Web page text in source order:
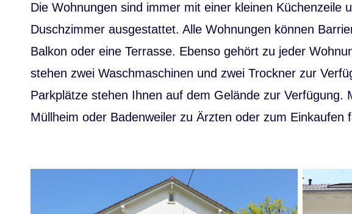
Die Wohnungen sind immer mit einer kleinen Küchenzeile
Duschzimmer ausgestattet. Alle Wohnungen können
Balkon oder eine Terrasse. Ebenso gehört zu jeder
stehen zwei Waschmaschinen und zwei Trockner zur
Parkplätze stehen Ihnen auf dem Gelände zur Verfügung.
Müllheim oder Badenweiler zu Ärzten oder zum Einkaufen